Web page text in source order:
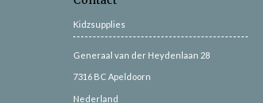
Kidzsupplies
Generaal van der Heydenlaan 28
7316 BC Apeldoorn
Nederland